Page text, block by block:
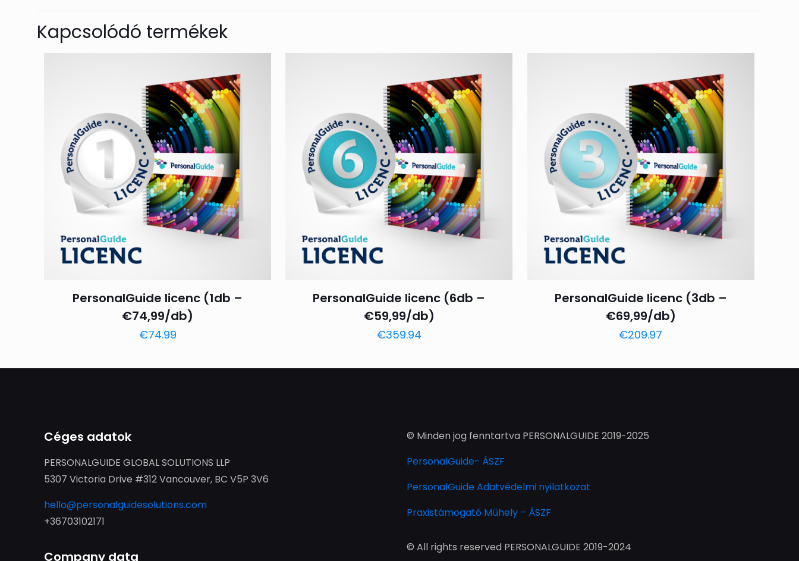
Kapcsolódó termékek
PersonalGuide licenc (1db –
€74,99/db)
€74.99
PersonalGuide licenc (6db –
€59,99/db)
€359.94
PersonalGuide licenc (3db –
€69,99/db)
€209.97
Céges adatok
PERSONALGUIDE GLOBAL SOLUTIONS LLP
5307 Victoria Drive #312 Vancouver, BC V5P 3V6
hello@personalguidesolutions.com
+36703102171
Company data
© Minden jog fenntartva PERSONALGUIDE 2019-2025
PersonalGuide- ÁSZF
PersonalGuide Adatvédelmi nyilatkozat
Praxistámogató Műhely – ÁSZF
© All rights reserved PERSONALGUIDE 2019-2024